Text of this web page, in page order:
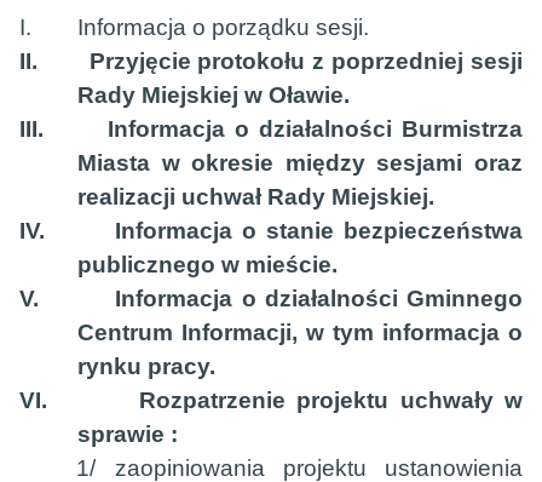
I.
Informacja o porządku sesji.
II.
Przyjęcie protokołu z poprzedniej sesji
Rady Miejskiej w Oławie.
III.
Informacja o działalności Burmistrza
Miasta w okresie między sesjami oraz
realizacji uchwał Rady Miejskiej.
IV.
Informacja o stanie bezpieczeństwa
publicznego w mieście.
V.
Informacja o działalności Gminnego
Centrum Informacji, w tym informacja o
rynku pracy.
VI.
Rozpatrzenie projektu uchwały w
sprawie :
1/ zaopiniowania projektu ustanowienia